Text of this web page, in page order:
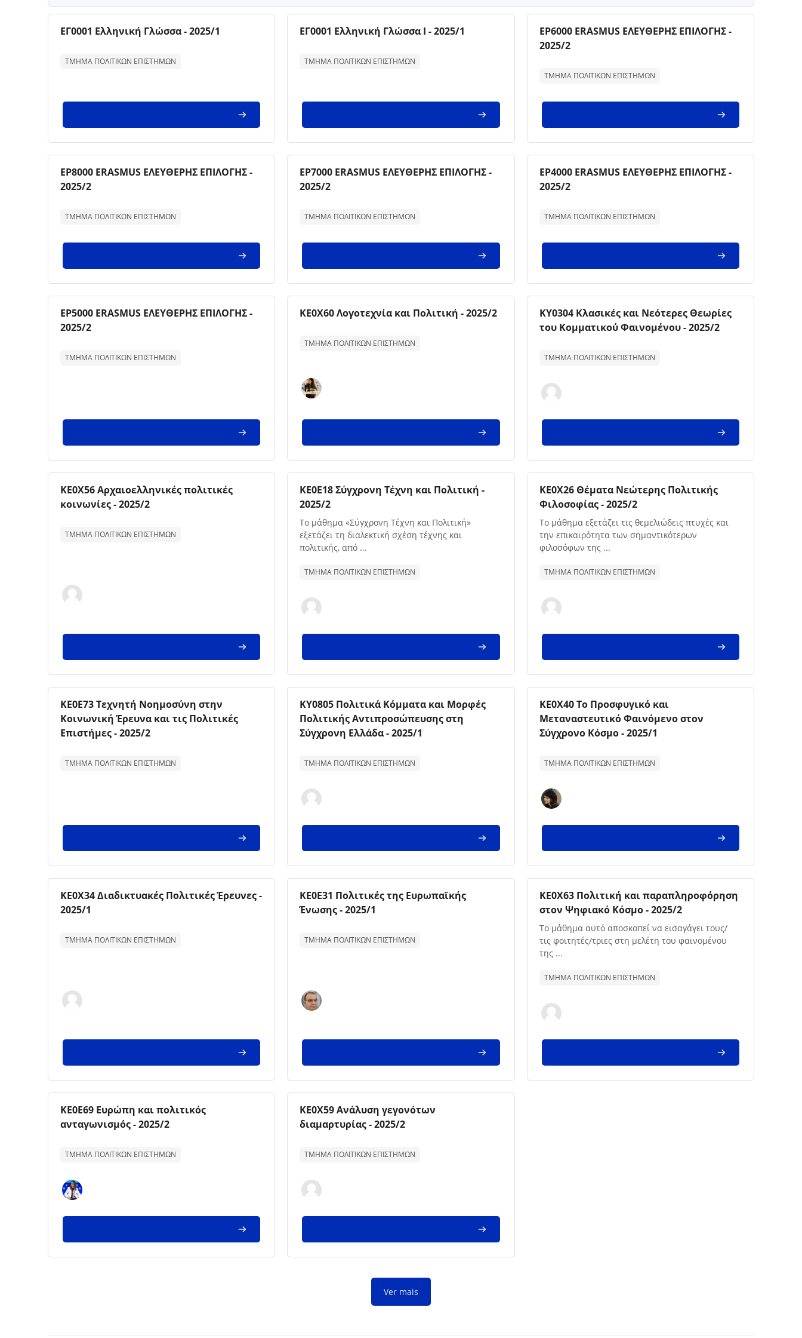
Imagem da disciplina
Nome da disciplina
ΕΓ0001 Ελληνική Γλώσσα - 2025/1
ΤΜΗΜΑ ΠΟΛΙΤΙΚΩΝ ΕΠΙΣΤΗΜΩΝ
Imagem da disciplina
Nome da disciplina
ΕΓ0001 Ελληνική Γλώσσα I - 2025/1
ΤΜΗΜΑ ΠΟΛΙΤΙΚΩΝ ΕΠΙΣΤΗΜΩΝ
Imagem da disciplina
Nome da disciplina
ΕΡ6000 ERASMUS ΕΛΕΥΘΕΡΗΣ ΕΠΙΛΟΓΗΣ -
2025/2
ΤΜΗΜΑ ΠΟΛΙΤΙΚΩΝ ΕΠΙΣΤΗΜΩΝ
Imagem da disciplina
Nome da disciplina
ΕΡ8000 ERASMUS ΕΛΕΥΘΕΡΗΣ ΕΠΙΛΟΓΗΣ -
2025/2
ΤΜΗΜΑ ΠΟΛΙΤΙΚΩΝ ΕΠΙΣΤΗΜΩΝ
Imagem da disciplina
Nome da disciplina
ΕΡ7000 ERASMUS ΕΛΕΥΘΕΡΗΣ ΕΠΙΛΟΓΗΣ -
2025/2
ΤΜΗΜΑ ΠΟΛΙΤΙΚΩΝ ΕΠΙΣΤΗΜΩΝ
Imagem da disciplina
Nome da disciplina
ΕΡ4000 ERASMUS ΕΛΕΥΘΕΡΗΣ ΕΠΙΛΟΓΗΣ -
2025/2
ΤΜΗΜΑ ΠΟΛΙΤΙΚΩΝ ΕΠΙΣΤΗΜΩΝ
Imagem da disciplina
Nome da disciplina
ΕΡ5000 ERASMUS ΕΛΕΥΘΕΡΗΣ ΕΠΙΛΟΓΗΣ -
2025/2
ΤΜΗΜΑ ΠΟΛΙΤΙΚΩΝ ΕΠΙΣΤΗΜΩΝ
Imagem da disciplina
Nome da disciplina
ΚΕ0Χ60 Λογοτεχνία και Πολιτική - 2025/2
ΤΜΗΜΑ ΠΟΛΙΤΙΚΩΝ ΕΠΙΣΤΗΜΩΝ
Imagem da disciplina
Nome da disciplina
ΚΥ0304 Κλασικές και Νεότερες Θεωρίες
του Κομματικού Φαινομένου - 2025/2
ΤΜΗΜΑ ΠΟΛΙΤΙΚΩΝ ΕΠΙΣΤΗΜΩΝ
Imagem da disciplina
Nome da disciplina
ΚΕ0Χ56 Αρχαιοελληνικές πολιτικές
κοινωνίες - 2025/2
ΤΜΗΜΑ ΠΟΛΙΤΙΚΩΝ ΕΠΙΣΤΗΜΩΝ
Imagem da disciplina
Nome da disciplina
ΚΕ0Ε18 Σύγχρονη Τέχνη και Πολιτική -
2025/2
Texto de descrição da disciplina:
Το μάθημα «Σύγχρονη Τέχνη και Πολιτική»
εξετάζει τη διαλεκτική σχέση τέχνης και
πολιτικής, από ...
ΤΜΗΜΑ ΠΟΛΙΤΙΚΩΝ ΕΠΙΣΤΗΜΩΝ
Imagem da disciplina
Nome da disciplina
ΚΕ0Χ26 Θέματα Νεώτερης Πολιτικής
Φιλοσοφίας - 2025/2
Texto de descrição da disciplina:
Το μάθημα εξετάζει τις θεμελιώδεις πτυχές και
την επικαιρότητα των σημαντικότερων
φιλοσόφων της ...
ΤΜΗΜΑ ΠΟΛΙΤΙΚΩΝ ΕΠΙΣΤΗΜΩΝ
Imagem da disciplina
Nome da disciplina
ΚΕ0Ε73 Τεχνητή Νοημοσύνη στην
Κοινωνική Έρευνα και τις Πολιτικές
Επιστήμες - 2025/2
ΤΜΗΜΑ ΠΟΛΙΤΙΚΩΝ ΕΠΙΣΤΗΜΩΝ
Imagem da disciplina
Nome da disciplina
ΚΥ0805 Πολιτικά Κόμματα και Μορφές
Πολιτικής Αντιπροσώπευσης στη
Σύγχρονη Ελλάδα - 2025/1
ΤΜΗΜΑ ΠΟΛΙΤΙΚΩΝ ΕΠΙΣΤΗΜΩΝ
Imagem da disciplina
Nome da disciplina
ΚΕ0Χ40 Το Προσφυγικό και
Μεταναστευτικό Φαινόμενο στον
Σύγχρονο Κόσμο - 2025/1
ΤΜΗΜΑ ΠΟΛΙΤΙΚΩΝ ΕΠΙΣΤΗΜΩΝ
Imagem da disciplina
Nome da disciplina
ΚΕ0Χ34 Διαδικτυακές Πολιτικές Έρευνες -
2025/1
ΤΜΗΜΑ ΠΟΛΙΤΙΚΩΝ ΕΠΙΣΤΗΜΩΝ
Imagem da disciplina
Nome da disciplina
ΚΕ0Ε31 Πολιτικές της Ευρωπαϊκής
Ένωσης - 2025/1
ΤΜΗΜΑ ΠΟΛΙΤΙΚΩΝ ΕΠΙΣΤΗΜΩΝ
Imagem da disciplina
Nome da disciplina
ΚΕ0Χ63 Πολιτική και παραπληροφόρηση
στον Ψηφιακό Κόσμο - 2025/2
Texto de descrição da disciplina:
Το μάθημα αυτό αποσκοπεί να εισαγάγει τους/
τις φοιτητές/τριες στη μελέτη του φαινομένου
της ...
ΤΜΗΜΑ ΠΟΛΙΤΙΚΩΝ ΕΠΙΣΤΗΜΩΝ
Imagem da disciplina
Nome da disciplina
ΚΕ0Ε69 Ευρώπη και πολιτικός
ανταγωνισμός - 2025/2
ΤΜΗΜΑ ΠΟΛΙΤΙΚΩΝ ΕΠΙΣΤΗΜΩΝ
Imagem da disciplina
Nome da disciplina
ΚΕ0Χ59 Ανάλυση γεγονότων
διαμαρτυρίας - 2025/2
ΤΜΗΜΑ ΠΟΛΙΤΙΚΩΝ ΕΠΙΣΤΗΜΩΝ
Ver mais